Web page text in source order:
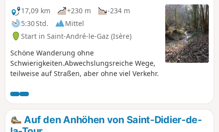
17,09 km
+230 m
-234 m
5:30 Std.
Mittel
Start in Saint-André-le-Gaz (Isère)
Schöne Wanderung ohne
Schwierigkeiten.Abwechslungsreiche Wege,
teilweise auf Straßen, aber ohne viel Verkehr.
Auf den Anhöhen von Saint-Didier-de-